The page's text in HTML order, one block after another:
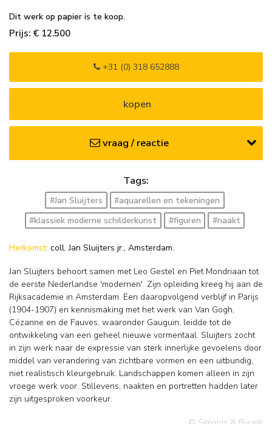
Dit werk op papier is te koop.
Prijs: € 12.500
+31 (0) 318 652888
kopen
vraag / reactie
Tags:
#Jan Sluijters
#aquarellen en tekeningen
#klassiek moderne schilderkunst
#figuren #naakt
Herkomst: coll. Jan Sluijters jr., Amsterdam.
Jan Sluijters behoort samen met Leo Gestel en Piet Mondriaan tot
de eerste Nederlandse 'modernen'. Zijn opleiding kreeg hij aan de
Rijksacademie in Amsterdam. Een daaropvolgend verblijf in Parijs
(1904-1907) en kennismaking met het werk van Van Gogh,
Cézanne en de Fauves, waaronder Gauguin, leidde tot de
ontwikkeling van een geheel nieuwe vormentaal. Sluijters zocht
in zijn werk naar de expressie van sterk innerlijke gevoelens door
middel van verandering van zichtbare vormen en een uitbundig,
niet realistisch kleurgebruik. Landschappen komen alleen in zijn
vroege werk voor. Stillevens, naakten en portretten hadden later
zijn uitgesproken voorkeur.